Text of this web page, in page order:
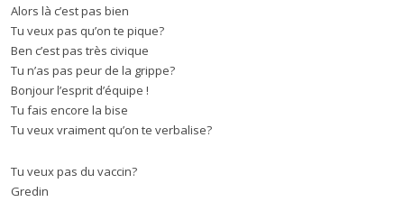
Alors là c’est pas bien
Tu veux pas qu’on te pique?
Ben c’est pas très civique
Tu n’as pas peur de la grippe?
Bonjour l’esprit d’équipe !
Tu fais encore la bise
Tu veux vraiment qu’on te verbalise?
Tu veux pas du vaccin?
Gredin